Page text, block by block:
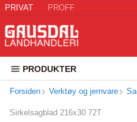
PRIVAT PROFF
PRODUKTER
Forsiden Verktøy og jernvare
Sirkelsagblad 216x30 72T